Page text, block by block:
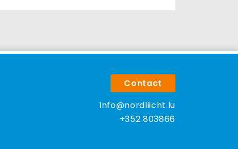
Contact
info@nordliicht.lu
+352 803866